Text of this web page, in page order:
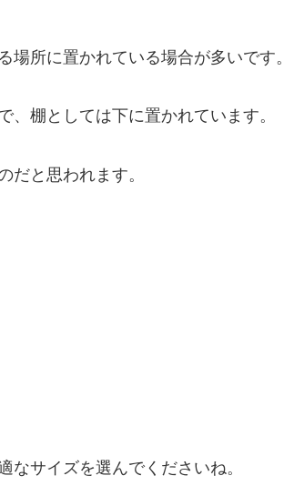
場所に置かれている場合が多いです。
、棚としては下に置かれています。
だと思われます。
なサイズを選んでくださいね。